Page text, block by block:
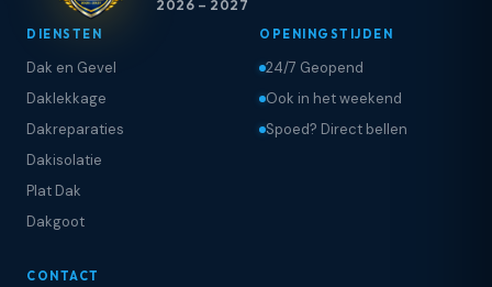
2026 – 2027
DIENSTEN
Dak en Gevel
Daklekkage
Dakreparaties
Dakisolatie
Plat Dak
Dakgoot
OPENINGSTIJDEN
24/7 Geopend
Ook in het weekend
Spoed? Direct bellen
CONTACT